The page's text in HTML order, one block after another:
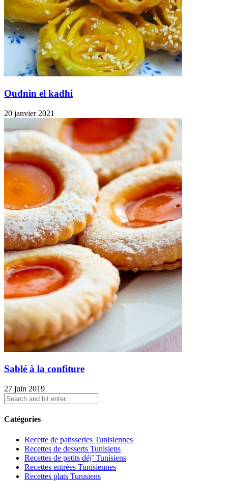
Oudnin el kadhi
20 janvier 2021
Sablé à la confiture
27 juin 2019
Catégories
Recette de patisseries Tunisiennes
Recettes de desserts Tunisiens
Recettes de petits déj’ Tunisiens
Recettes entrées Tunisiennes
Recettes plats Tunisiens